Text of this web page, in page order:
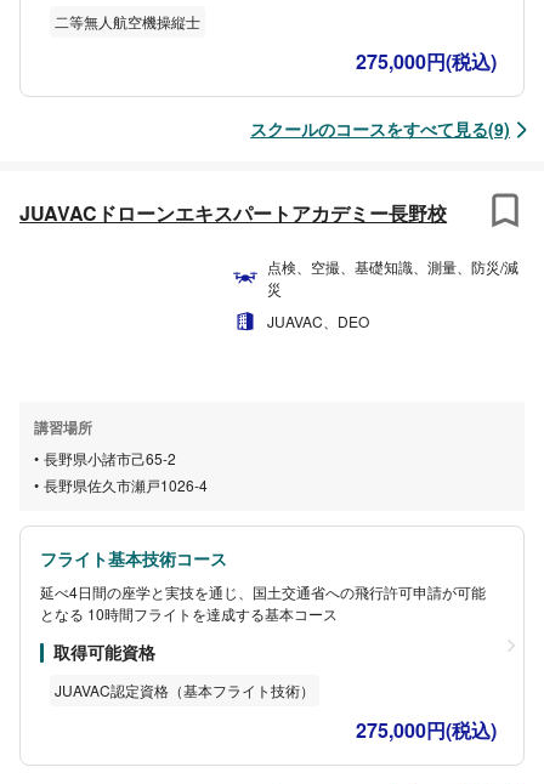
いたしますので安心です。もし、2日目の修了審査の受験に不安があ
る方は、当アカデミーの屋内教習所で飛行練習を繰り返すこともで
二等無人航空機操縦士
275,000円(税込)
スクールのコースをすべて見る(9)
JUAVACドローンエキスパートアカデミー長野校
点検、空撮、基礎知識、測量、防災/減
災
JUAVAC、DEO
講習場所
長野県小諸市己65-2
長野県佐久市瀬戸1026-4
フライト基本技術コース
延べ4日間の座学と実技を通じ、国土交通省への飛行許可申請が可能
となる 10時間フライトを達成する基本コース
取得可能資格
JUAVAC認定資格（基本フライト技術）
275,000円(税込)